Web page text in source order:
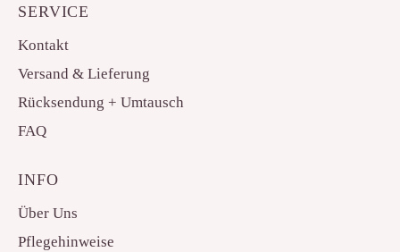
SERVICE
Kontakt
Versand & Lieferung
Rücksendung + Umtausch
FAQ
INFO
Über Uns
Pflegehinweise